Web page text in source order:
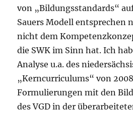
von „Bildungsstandards“
Sauers Modell entsprechen
nicht dem
die SWK im Sinn hat. Ich
Analyse u.a. des
„Kerncurriculums“ von
Formulierungen mit den
des VGD in der